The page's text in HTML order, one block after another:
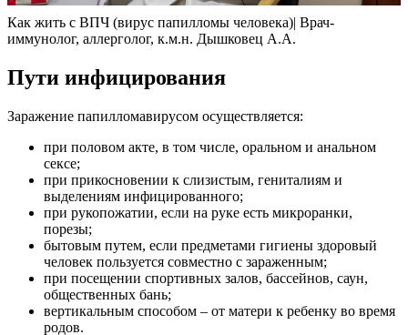
Как жить с ВПЧ (вирус папилломы человека)| Врач-
иммунолог, аллерголог, к.м.н. Дышковец А.А.
Пути инфицирования
Заражение папилломавирусом осуществляется:
при половом акте, в том числе, оральном и анальном
сексе;
при прикосновении к слизистым, гениталиям и
выделениям инфицированного;
при рукопожатии, если на руке есть микроранки,
порезы;
бытовым путем, если предметами гигиены здоровый
человек пользуется совместно с зараженным;
при посещении спортивных залов, бассейнов, саун,
общественных бань;
вертикальным способом – от матери к ребенку во время
родов.